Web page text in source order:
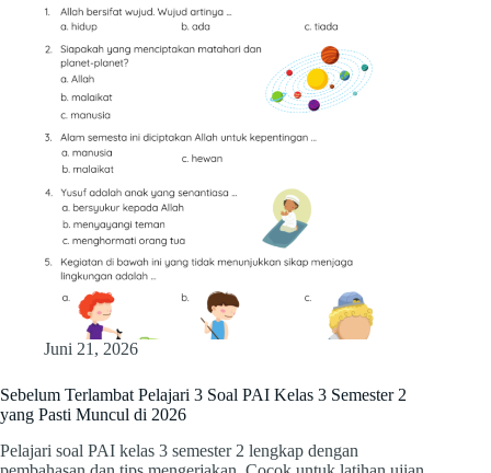
Juni 21, 2026
Sebelum Terlambat Pelajari 3 Soal PAI Kelas 3 Semester 2
yang Pasti Muncul di 2026
Pelajari soal PAI kelas 3 semester 2 lengkap dengan